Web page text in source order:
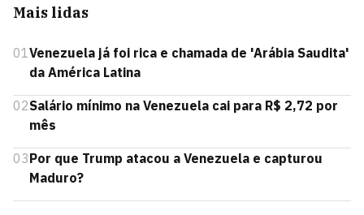
Mais lidas
01Venezuela já foi rica e chamada de 'Arábia Saudita'
da América Latina
02Salário mínimo na Venezuela cai para R$ 2,72 por
mês
03Por que Trump atacou a Venezuela e capturou
Maduro?